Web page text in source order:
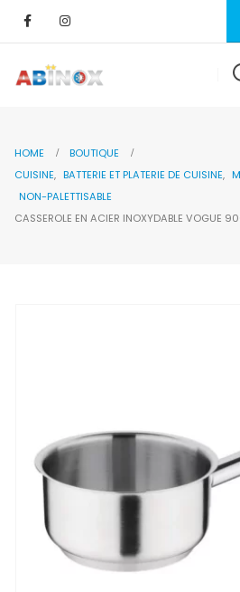
HOME
BOUTIQUE
CUISINE, BATTERIE ET PLATERIE DE CUISINE,
NON-PALETTISABLE
CASSEROLE EN ACIER INOXYDABLE VOGUE